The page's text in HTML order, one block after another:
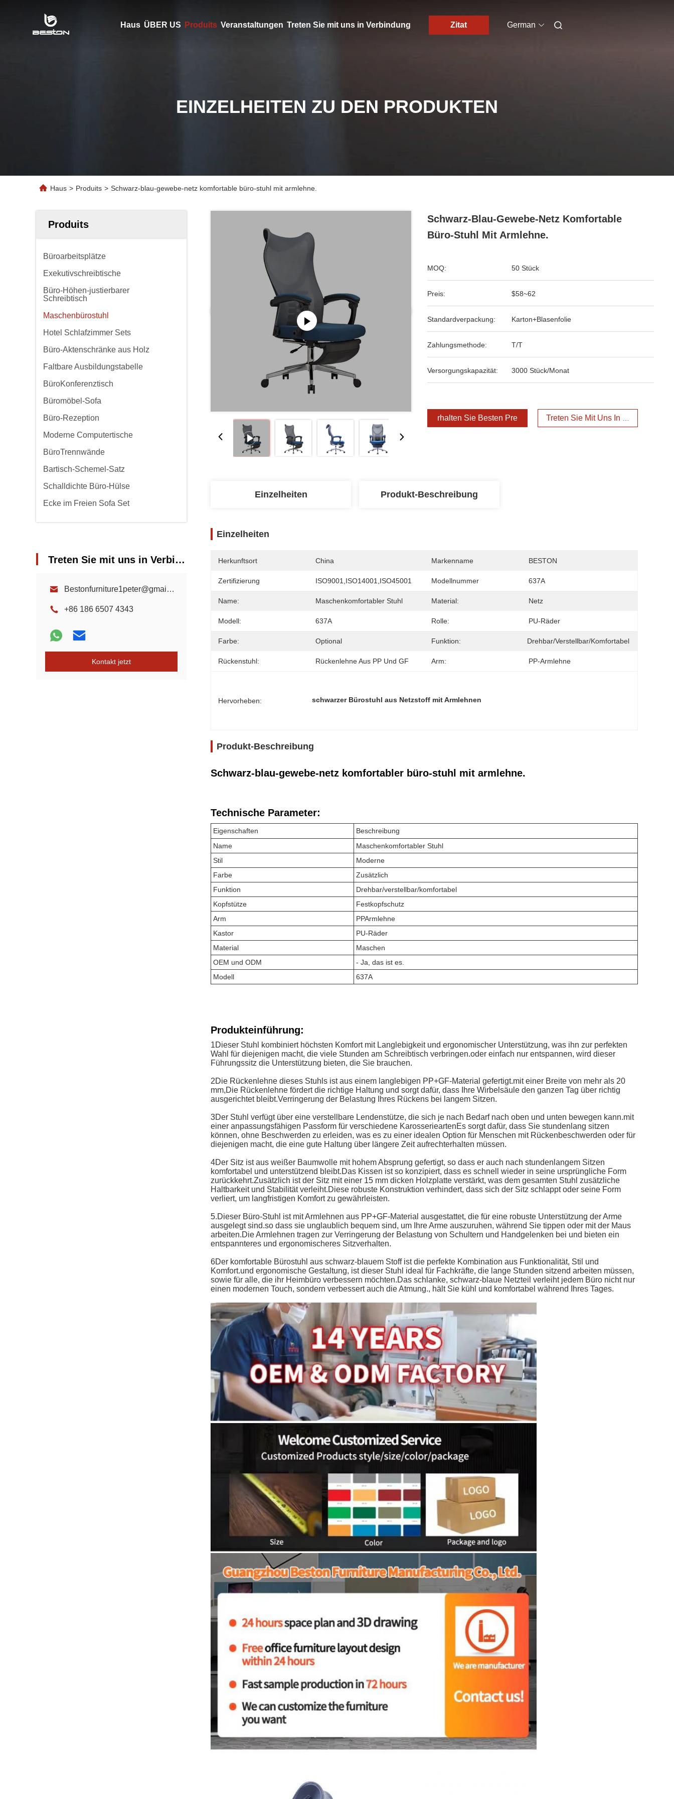
Haus ÜBER US Produits Veranstaltungen Treten Sie mit uns in Verbindung Zitat German
EINZELHEITEN ZU DEN PRODUKTEN
Haus > Produits > Schwarz-blau-gewebe-netz komfortable büro-stuhl mit armlehne.
Produits
Büroarbeitsplätze
Exekutivschreibtische
Büro-Höhen-justierbarer
Schreibtisch
Maschenbürostuhl
Hotel Schlafzimmer Sets
Büro-Aktenschränke aus Holz
Faltbare Ausbildungstabelle
BüroKonferenztisch
Büromöbel-Sofa
Büro-Rezeption
Moderne Computertische
BüroTrennwände
Bartisch-Schemel-Satz
Schalldichte Büro-Hülse
Ecke im Freien Sofa Set
Treten Sie mit uns in Verbindung
Bestonfurniture1peter@gmail.com
+86 186 6507 4343
Kontakt jetzt
Schwarz-Blau-Gewebe-Netz Komfortable
Büro-Stuhl Mit Armlehne.
MOQ: 50 Stück
Preis: $58~62
Standardverpackung: Karton+Blasenfolie
Zahlungsmethode: T/T
Versorgungskapazität: 3000 Stück/Monat
Erhalten Sie Besten Preis Treten Sie Mit Uns In Verbindung
Einzelheiten Produkt-Beschreibung
Einzelheiten
Herkunftsort China Markenname BESTON
Zertifizierung ISO9001,ISO14001,ISO45001 Modellnummer 637A
Name: Maschenkomfortabler Stuhl Material: Netz
Modell: 637A Rolle: PU-Räder
Farbe: Optional Funktion: Drehbar/verstellbar/komfortabel
Rückenstuhl: Rückenlehne Aus PP Und GF Arm: PP-Armlehne
Hervorheben: schwarzer Bürostuhl aus Netzstoff mit Armlehnen
Produkt-Beschreibung
Schwarz-blau-gewebe-netz komfortabler büro-stuhl mit armlehne.
Technische Parameter:
Eigenschaften
Beschreibung
Name
Maschenkomfortabler Stuhl
Stil
Moderne
Farbe
Zusätzlich
Funktion
Drehbar/verstellbar/komfortabel
Kopfstütze
Festkopfschutz
Arm
PPArmlehne
Kastor
PU-Räder
Material
Maschen
OEM und ODM
- Ja, das ist es.
Modell
637A
Produkteinführung:
1Dieser Stuhl kombiniert höchsten Komfort mit Langlebigkeit und ergonomischer Unterstützung, was ihn zur perfekten
Wahl für diejenigen macht, die viele Stunden am Schreibtisch verbringen.oder einfach nur entspannen, wird dieser
Führungssitz die Unterstützung bieten, die Sie brauchen.
2Die Rückenlehne dieses Stuhls ist aus einem langlebigen PP+GF-Material gefertigt.mit einer Breite von mehr als 20
mm,Die Rückenlehne fördert die richtige Haltung und sorgt dafür, dass Ihre Wirbelsäule den ganzen Tag über richtig
ausgerichtet bleibt.Verringerung der Belastung Ihres Rückens bei langem Sitzen.
3Der Stuhl verfügt über eine verstellbare Lendenstütze, die sich je nach Bedarf nach oben und unten bewegen kann.mit
einer anpassungsfähigen Passform für verschiedene KarosserieartenEs sorgt dafür, dass Sie stundenlang sitzen
können, ohne Beschwerden zu erleiden, was es zu einer idealen Option für Menschen mit Rückenbeschwerden oder für
diejenigen macht, die eine gute Haltung über längere Zeit aufrechterhalten müssen.
4Der Sitz ist aus weißer Baumwolle mit hohem Absprung gefertigt, so dass er auch nach stundenlangem Sitzen
komfortabel und unterstützend bleibt.Das Kissen ist so konzipiert, dass es schnell wieder in seine ursprüngliche Form
zurückkehrt.Zusätzlich ist der Sitz mit einer 15 mm dicken Holzplatte verstärkt, was dem gesamten Stuhl zusätzliche
Haltbarkeit und Stabilität verleiht.Diese robuste Konstruktion verhindert, dass sich der Sitz schlappt oder seine Form
verliert, um langfristigen Komfort zu gewährleisten.
5.Dieser Büro-Stuhl ist mit Armlehnen aus PP+GF-Material ausgestattet, die für eine robuste Unterstützung der Arme
ausgelegt sind.so dass sie unglaublich bequem sind, um Ihre Arme auszuruhen, während Sie tippen oder mit der Maus
arbeiten.Die Armlehnen tragen zur Verringerung der Belastung von Schultern und Handgelenken bei und bieten ein
entspannteres und ergonomischeres Sitzverhalten.
6Der komfortable Bürostuhl aus schwarz-blauem Stoff ist die perfekte Kombination aus Funktionalität, Stil und
Komfort.und ergonomische Gestaltung, ist dieser Stuhl ideal für Fachkräfte, die lange Stunden sitzend arbeiten müssen,
sowie für alle, die ihr Heimbüro verbessern möchten.Das schlanke, schwarz-blaue Netzteil verleiht jedem Büro nicht nur
einen modernen Touch, sondern verbessert auch die Atmung., hält Sie kühl und komfortabel während Ihres Tages.